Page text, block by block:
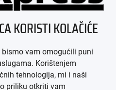
UNS
KORISTI KOLAČIĆE
vam omogućili puni
Korištenjem
tehnologija, mi i naši
priliku otkriti vam